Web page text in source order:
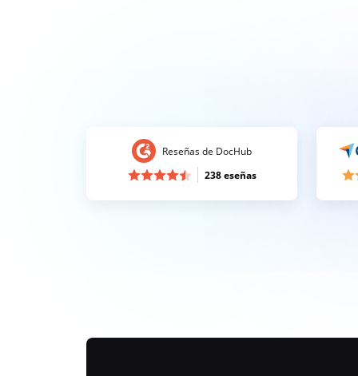
Reseñas de DocHub
238 eseñas